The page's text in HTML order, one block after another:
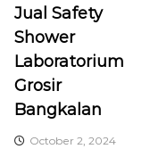
Jual Safety
Shower
Laboratorium
Grosir
Bangkalan
October 2, 2024